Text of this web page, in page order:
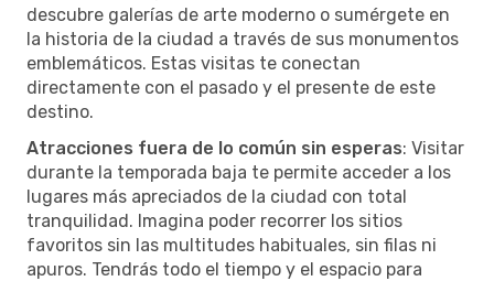
descubre galerías de arte moderno o sumérgete en
la historia de la ciudad a través de sus monumentos
emblemáticos. Estas visitas te conectan
directamente con el pasado y el presente de este
destino.
Atracciones fuera de lo común sin esperas: Visitar
durante la temporada baja te permite acceder a los
lugares más apreciados de la ciudad con total
tranquilidad. Imagina poder recorrer los sitios
favoritos sin las multitudes habituales, sin filas ni
apuros. Tendrás todo el tiempo y el espacio para